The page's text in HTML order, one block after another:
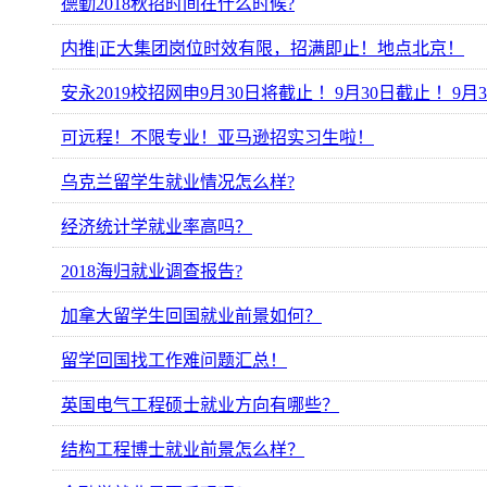
内推|正大集团岗位时效有限，招满即止！地点北京！
安永2019校招网申9月30日将截止 ！9月30日截止 ！9
可远程！不限专业！亚马逊​招实习生啦！
乌克兰留学生就业情况怎么样?
经济统计学就业率高吗？
2018海归就业调查报告?
加拿大留学生回国就业前景如何？
留学回国找工作难问题汇总！
英国电气工程硕士就业方向有哪些？
结构工程博士就业前景怎么样？